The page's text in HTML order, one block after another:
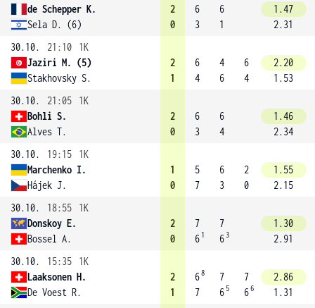
de Schepper K.
Sela D. (6)
2
0
6
3
6
1
1.47
2.31
30.10.
21:10
1K
Jaziri M. (5)
Stakhovsky S.
2
1
6
4
4
6
6
4
2.20
1.53
30.10.
21:05
1K
Bohli S.
Alves T.
2
0
6
3
6
4
1.46
2.34
30.10.
19:15
1K
Marchenko I.
Hájek J.
1
0
5
7
6
3
2
0
1.55
2.15
30.10.
18:55
1K
Donskoy E.
Bossel A.
2
0
7
6 1
7
6 3
1.30
2.91
30.10.
15:35
1K
Laaksonen H.
De Voest R.
2
1
68
7
7
6 5
7
66
2.86
1.31